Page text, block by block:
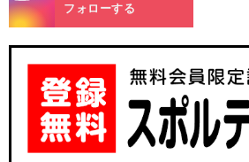
フォローする